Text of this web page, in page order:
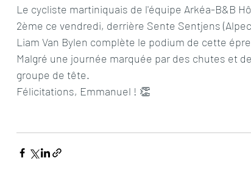
Le cycliste martiniquais de l'équipe Arkéa-B&B
2ème ce vendredi, derrière Sente Sentjens
Liam Van Bylen complète le podium de cette
Malgré une journée marquée par des chutes et
groupe de tête.
Félicitations, Emmanuel ! 👏